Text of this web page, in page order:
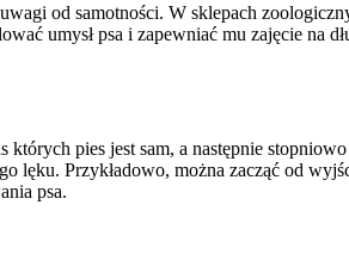
od samotności. W sklepach
umysł psa i zapewniać mu zajęcie na
pies jest sam, a następnie
lęku. Przykładowo, można zacząć od
psa.